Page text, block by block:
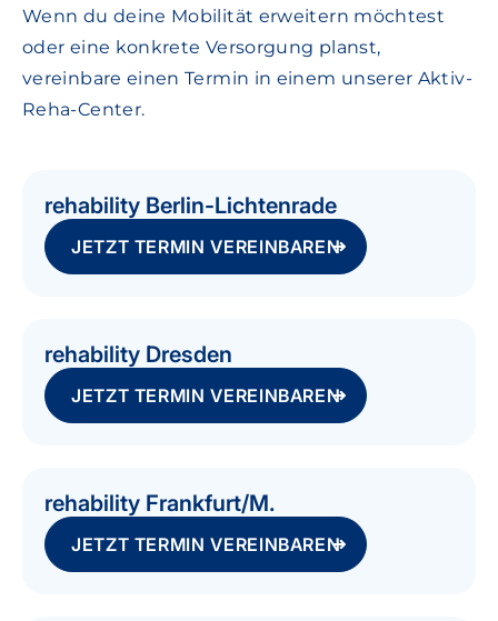
Wenn du deine Mobilität erweitern möchtest
oder eine konkrete Versorgung planst,
vereinbare einen Termin in einem unserer Aktiv-
Reha-Center.
rehability Berlin-Lichtenrade
JETZT TERMIN VEREINBAREN
rehability Dresden
JETZT TERMIN VEREINBAREN
rehability Frankfurt/M.
JETZT TERMIN VEREINBAREN